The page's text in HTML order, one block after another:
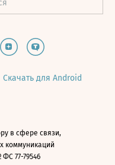
Скачать для Android
в сфере связи,
коммуникаций
77-79546